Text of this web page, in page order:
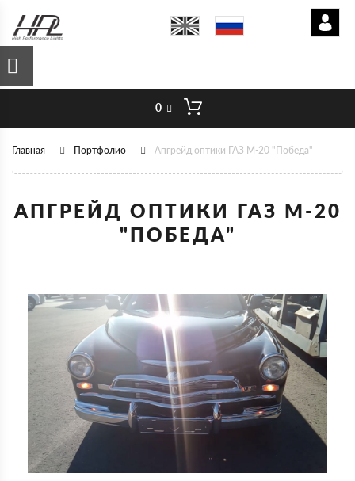
0
Главная Портфолио Апгрейд оптики ГАЗ М-20 "Победа"
АПГРЕЙД ОПТИКИ ГАЗ М-20
"ПОБЕДА"